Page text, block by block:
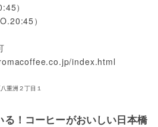
）
）
index.html
重洲２丁目１
る！コーヒーがおいしい日本橋